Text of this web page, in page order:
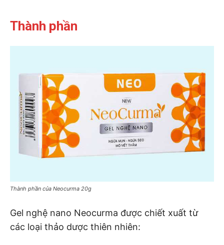
Thành phần
Thành phần của Neocurma 20g
Gel nghệ nano Neocurma được chiết xuất từ
các loại thảo dược thiên nhiên: